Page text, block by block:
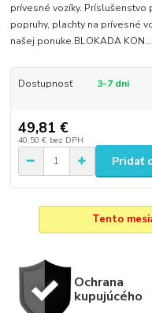
prívesné vozíky. Príslušenstvo
popruhy, plachty na prívesné
našej ponuke.BLOKADA KON...
Dostupnosť 3-7 dni
49,81 €
40,50 € bez DPH
Pridať
Tento
Ochrana
kupujúcého